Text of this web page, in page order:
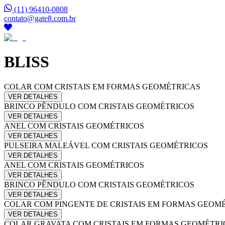
(11) 96410-0808
contato@gate8.com.br
BLISS
COLAR COM CRISTAIS EM FORMAS GEOMÉTRICAS
VER DETALHES
BRINCO PÊNDULO COM CRISTAIS GEOMÉTRICOS
VER DETALHES
ANEL COM CRISTAIS GEOMÉTRICOS
VER DETALHES
PULSEIRA MALEÁVEL COM CRISTAIS GEOMÉTRICOS
VER DETALHES
ANEL COM CRISTAIS GEOMÉTRICOS
VER DETALHES
BRINCO PÊNDULO COM CRISTAIS GEOMÉTRICOS
VER DETALHES
COLAR COM PINGENTE DE CRISTAIS EM FORMAS
VER DETALHES